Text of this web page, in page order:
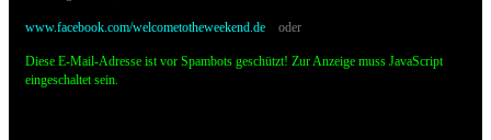
www.facebook.com/welcometotheweekend.de oder
Diese E-Mail-Adresse ist vor Spambots geschützt! Zur Anzeige muss JavaScript
eingeschaltet sein.